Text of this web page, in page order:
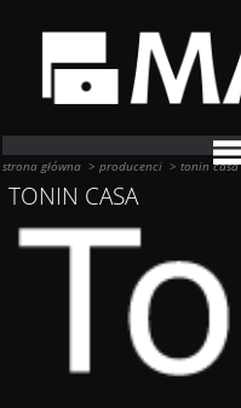
strona główna >producenci >tonin casa
TONIN CASA